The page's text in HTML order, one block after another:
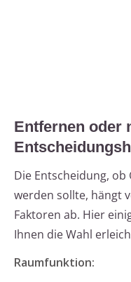
Entfernen oder
Die Entscheidung,
werden sollte, hängt
Faktoren ab. Hier
Ihnen die Wahl
Raumfunktion: